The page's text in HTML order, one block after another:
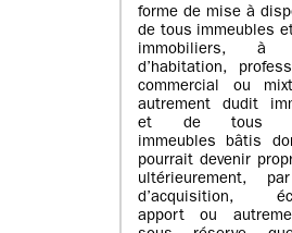
forme de mise à
de tous immeubles
immobiliers, à
d’habitation,
commercial ou
autrement dudit
et de tous
immeubles bâtis
pourrait devenir
ultérieurement,
d’acquisition,
apport ou